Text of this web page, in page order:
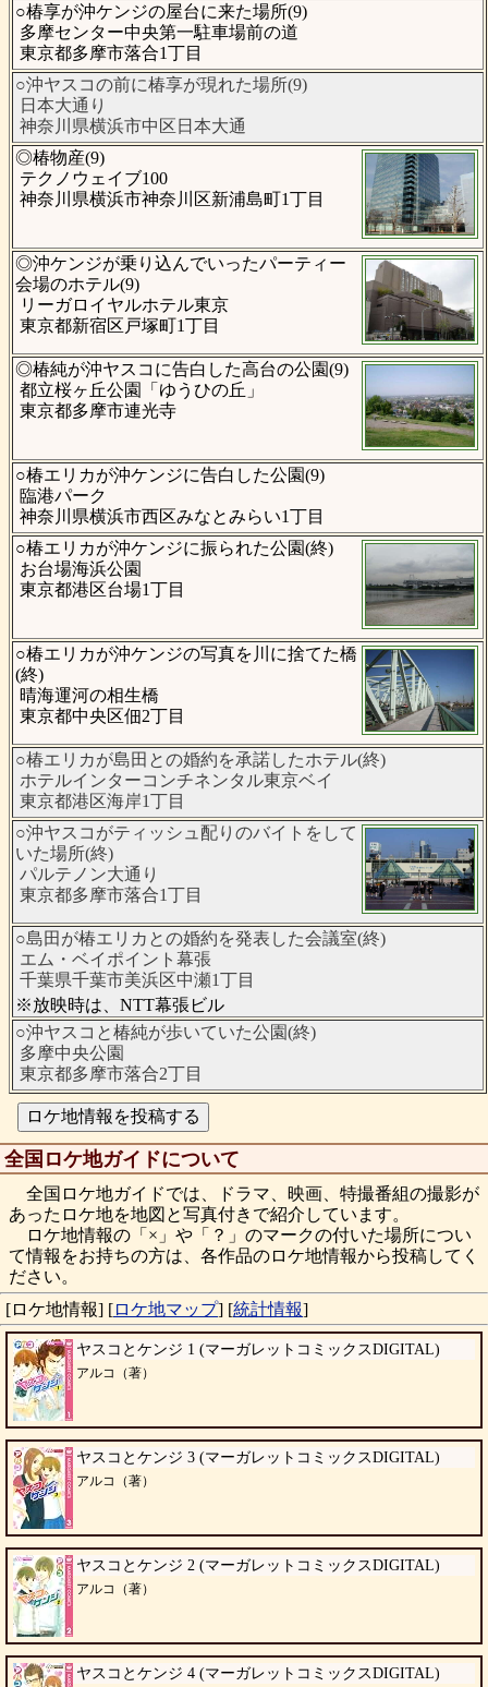
○椿享が沖ケンジの屋台に来た場所(9)
多摩センター中央第一駐車場前の道
東京都多摩市落合1丁目
○沖ヤスコの前に椿享が現れた場所(9)
日本大通り
神奈川県横浜市中区日本大通
◎椿物産(9)
テクノウェイブ100
神奈川県横浜市神奈川区新浦島町1丁目
◎沖ケンジが乗り込んでいったパーティー
会場のホテル(9)
リーガロイヤルホテル東京
東京都新宿区戸塚町1丁目
◎椿純が沖ヤスコに告白した高台の公園(9)
都立桜ヶ丘公園「ゆうひの丘」
東京都多摩市連光寺
○椿エリカが沖ケンジに告白した公園(9)
臨港パーク
神奈川県横浜市西区みなとみらい1丁目
○椿エリカが沖ケンジに振られた公園(終)
お台場海浜公園
東京都港区台場1丁目
○椿エリカが沖ケンジの写真を川に捨てた橋
(終)
晴海運河の相生橋
東京都中央区佃2丁目
○椿エリカが島田との婚約を承諾したホテル(終)
ホテルインターコンチネンタル東京ベイ
東京都港区海岸1丁目
○沖ヤスコがティッシュ配りのバイトをして
いた場所(終)
パルテノン大通り
東京都多摩市落合1丁目
○島田が椿エリカとの婚約を発表した会議室(終)
エム・ベイポイント幕張
千葉県千葉市美浜区中瀬1丁目
※放映時は、NTT幕張ビル
○沖ヤスコと椿純が歩いていた公園(終)
多摩中央公園
東京都多摩市落合2丁目
全国ロケ地ガイドについて
全国ロケ地ガイドでは、ドラマ、映画、特撮番組の撮影が
あったロケ地を地図と写真付きで紹介しています。
ロケ地情報の「×」や「？」のマークの付いた場所につい
て情報をお持ちの方は、各作品のロケ地情報から投稿してく
ださい。
[ロケ地情報] [ロケ地マップ] [統計情報]
ヤスコとケンジ 1 (マーガレットコミックスDIGITAL)
アルコ（著）
ヤスコとケンジ 3 (マーガレットコミックスDIGITAL)
アルコ（著）
ヤスコとケンジ 2 (マーガレットコミックスDIGITAL)
アルコ（著）
ヤスコとケンジ 4 (マーガレットコミックスDIGITAL)